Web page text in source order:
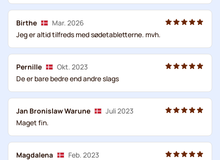
Birthe
Mar. 2026
Jeg er altid tilfreds med sødetabletterne. mvh.
Pernille
Okt. 2023
De er bare bedre end andre slags
Jan Bronislaw Warune
Juli 2023
Maget fin.
Magdalena
Feb. 2023